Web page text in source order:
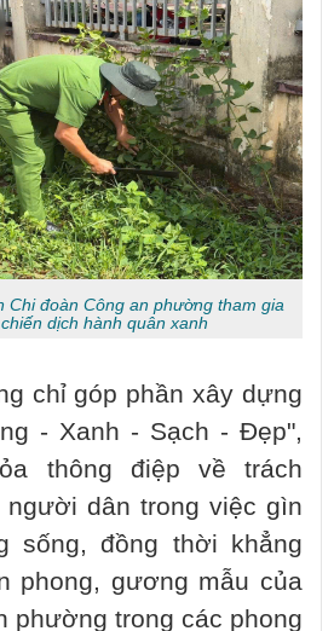
Chi đoàn Công an phường tham gia
dịch hành quân xanh
chỉ góp phần xây dựng
- Xanh - Sạch - Đẹp",
thông điệp về trách
người dân trong việc gìn
sống, đồng thời khẳng
phong, gương mẫu của
phường trong các phong